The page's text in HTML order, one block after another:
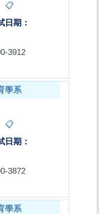
📋
3912
學系
📋
3872
學系